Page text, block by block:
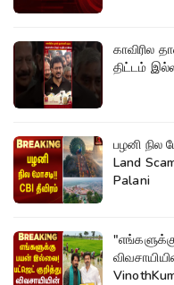
காவிரில
திட்டம்
பழனி நில
Land
Palani